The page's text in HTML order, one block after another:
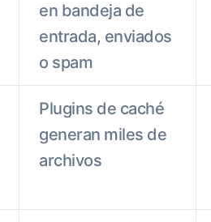
en bandeja de
entrada, enviados
o spam
Plugins de caché
generan miles de
archivos